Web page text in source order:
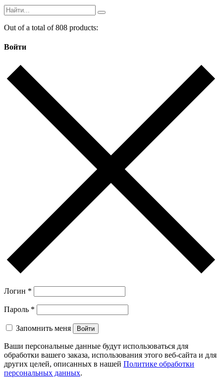
Out of a total of 808 products:
Войти
Логин *
Пароль *
Запомнить меня Войти
Ваши персональные данные будут использоваться для
обработки вашего заказа, использования этого веб-сайта и для
других целей, описанных в нашей Политике обработки
персональных данных.